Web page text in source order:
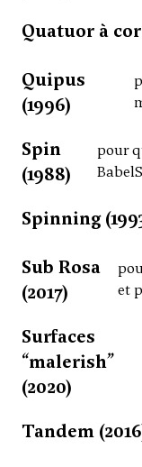
Quatuor à
Quipus
(1996)
Spin
(1988)
pour
Spinning
Sub Rosa
(2017)
et
Surfaces
“malerish”
(2020)
Tandem